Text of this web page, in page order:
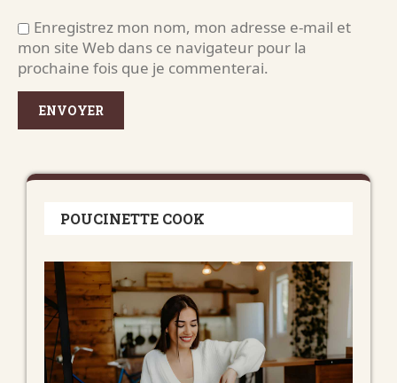
Enregistrez mon nom, mon adresse e-mail et
mon site Web dans ce navigateur pour la
prochaine fois que je commenterai.
POUCINETTE COOK